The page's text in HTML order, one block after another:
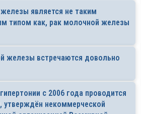
является не таким
типом как, рак молочной железы
железы встречаются довольно
с 2006 года проводится
утверждён некоммерческой